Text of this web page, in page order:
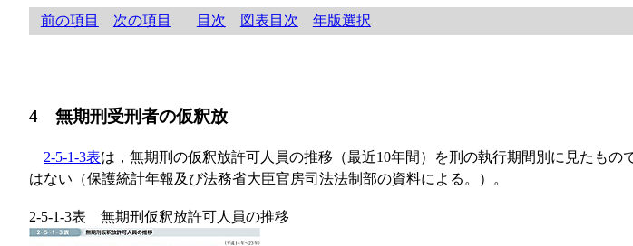
前の項目 次の項目 目次 図表目次 年版選択
4 無期刑受刑者の仮釈放
2-5-1-3表は，無期刑の仮釈放許可人員の推移（最近10年間）を刑の執行期間別に見たも
はない（保護統計年報及び法務省大臣官房司法法制部の資料による。）。
2-5-1-3表 無期刑仮釈放許可人員の推移